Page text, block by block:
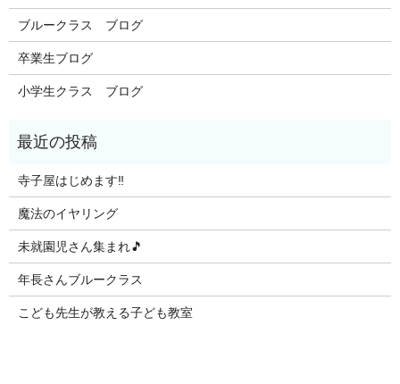
ブルークラス ブログ
卒業生ブログ
小学生クラス ブログ
寺子屋はじめます‼️
魔法のイヤリング
未就園児さん集まれ🎵
年長さんブルークラス
こども先生が教える子ども教室